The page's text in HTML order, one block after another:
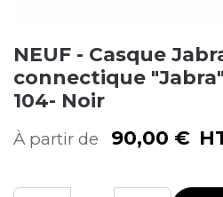
NEUF - Casque
connectique
104- Noir
À partir de 90,00 €